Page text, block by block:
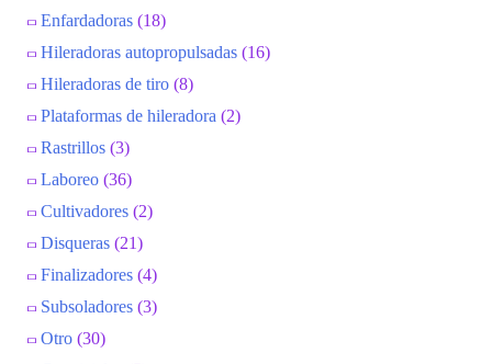
Enfardadoras (18)
Hileradoras autopropulsadas (16)
Hileradoras de tiro (8)
Plataformas de hileradora (2)
Rastrillos (3)
Laboreo (36)
Cultivadores (2)
Disqueras (21)
Finalizadores (4)
Subsoladores (3)
Otro (30)